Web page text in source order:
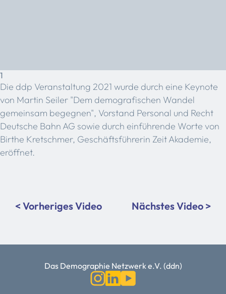
1
Die ddp Veranstaltung 2021 wurde durch eine Keynote
von Martin Seiler "Dem demografischen Wandel
gemeinsam begegnen", Vorstand Personal und Recht
Deutsche Bahn AG sowie durch einführende Worte von
Birthe Kretschmer, Geschäftsführerin Zeit Akademie,
eröffnet.
< Vorheriges Video Nächstes Video >
Das Demographie Netzwerk e.V. (ddn)